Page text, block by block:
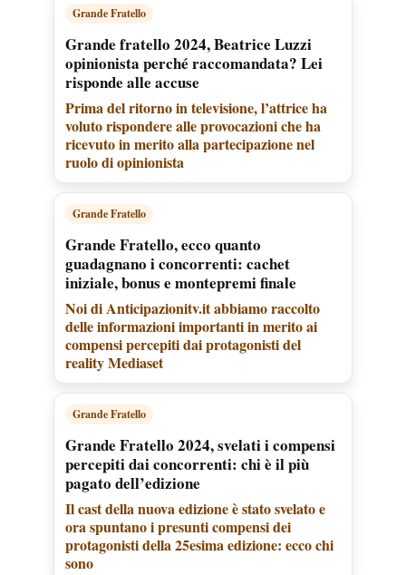
Grande Fratello
Grande fratello 2024, Beatrice Luzzi
opinionista perché raccomandata? Lei
risponde alle accuse
Prima del ritorno in televisione, l’attrice ha
voluto rispondere alle provocazioni che ha
ricevuto in merito alla partecipazione nel
ruolo di opinionista
Grande Fratello
Grande Fratello, ecco quanto
guadagnano i concorrenti: cachet
iniziale, bonus e montepremi finale
Noi di Anticipazionitv.it abbiamo raccolto
delle informazioni importanti in merito ai
compensi percepiti dai protagonisti del
reality Mediaset
Grande Fratello
Grande Fratello 2024, svelati i compensi
percepiti dai concorrenti: chi è il più
pagato dell’edizione
Il cast della nuova edizione è stato svelato e
ora spuntano i presunti compensi dei
protagonisti della 25esima edizione: ecco chi
sono